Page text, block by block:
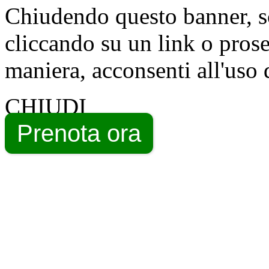
Chiudendo questo banner,
cliccando su un link o
maniera, acconsenti all'uso
CHIUDI
Prenota ora